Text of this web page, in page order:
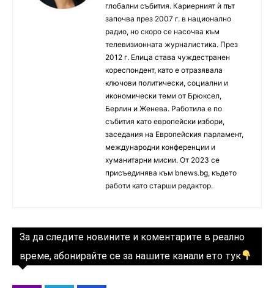
глобални събития. Кариерният ѝ път
започва през 2007 г. в национално
радио, но скоро се насочва към
телевизионната журналистика. През
2012 г. Елица става чуждестранен
кореспондент, като е отразявала
ключови политически, социални и
икономически теми от Брюксел,
Берлин и Женева. Работила е по
събития като европейски избори,
заседания на Европейския парламент,
международни конференции и
хуманитарни мисии. От 2023 се
присъединява към bnews.bg, където
работи като старши редактор.
За да следите новините и коментарите в реално
време, абонирайте се за нашите канали ето тук